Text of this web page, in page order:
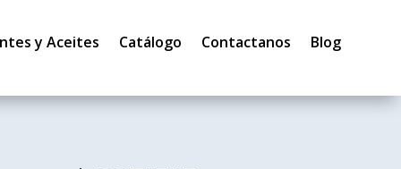
y Aceites Catálogo Contactanos Blog